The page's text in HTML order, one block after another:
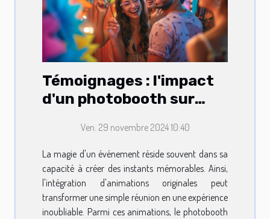
Témoignages : l'impact
d'un photobooth sur
événements
Ven. 29 novembre 2024 10:40
La magie d'un événement réside souvent dans sa
capacité à créer des instants mémorables. Ainsi,
l'intégration d'animations originales peut
transformer une simple réunion en une expérience
inoubliable. Parmi ces animations, le photobooth